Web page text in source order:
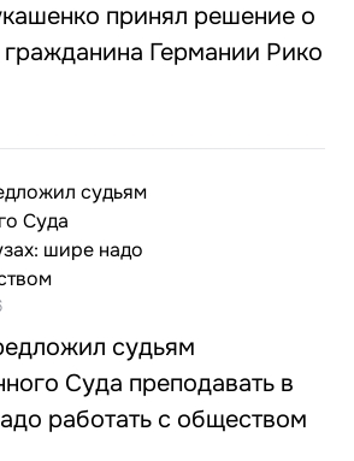
принял решение о
Германии Рико
судьям
Суда преподавать в
работать с обществом